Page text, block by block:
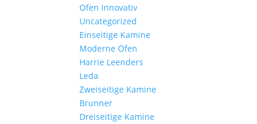
Ofen Innovativ
Uncategorized
Einseitige Kamine
Moderne Öfen
Harrie Leenders
Leda
Zweiseitige Kamine
Brunner
Dreiseitige Kamine